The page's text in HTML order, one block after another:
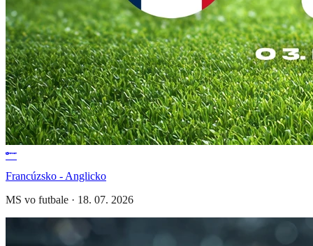
Francúzsko - Anglicko
MS vo futbale · 18. 07. 2026